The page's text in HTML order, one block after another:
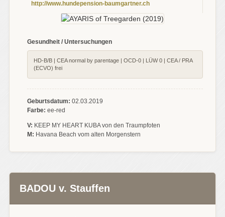
http://www.hundepension-baumgartner.ch
Gesundheit / Untersuchungen
HD-B/B | CEA normal by parentage | OCD-0 | LÜW 0 | CEA / PRA
(ECVO) frei
Geburtsdatum: 02.03.2019
Farbe: ee-red
V: KEEP MY HEART KUBA von den Traumpfoten
M: Havana Beach vom alten Morgenstern
BADOU v. Stauffen